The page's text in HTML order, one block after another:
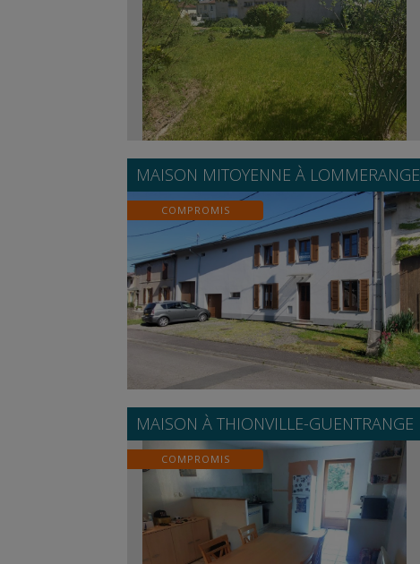
MAISON MITOYENNE À LOMMERANGE
COMPROMIS
MAISON À THIONVILLE-GUENTRANGE
COMPROMIS